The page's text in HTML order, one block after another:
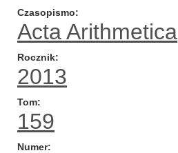
Czasopismo
Acta Arithmetica
Rocznik
2013
Tom
159
Numer